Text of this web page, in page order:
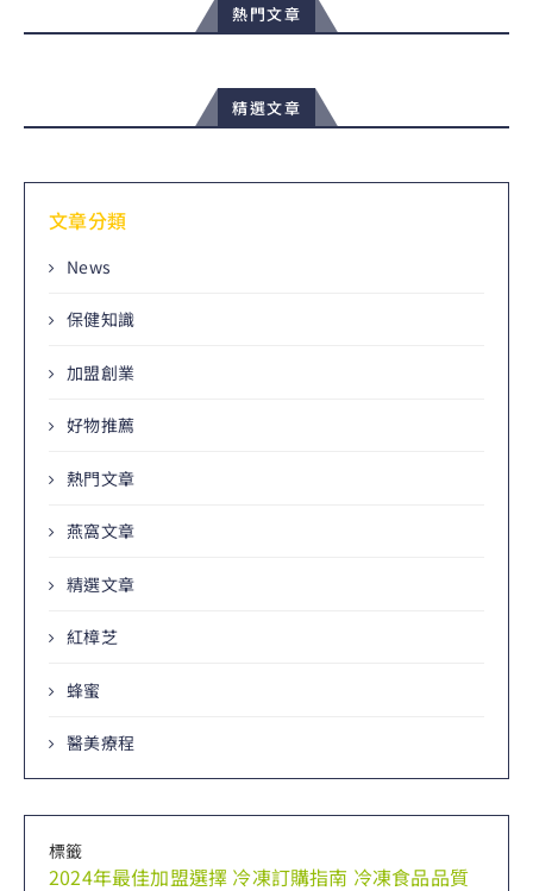
熱門文章
精選文章
文章分類
News
保健知識
加盟創業
好物推薦
熱門文章
燕窩文章
精選文章
紅樟芝
蜂蜜
醫美療程
標籤
2024年最佳加盟選擇 冷凍訂購指南 冷凍食品品質